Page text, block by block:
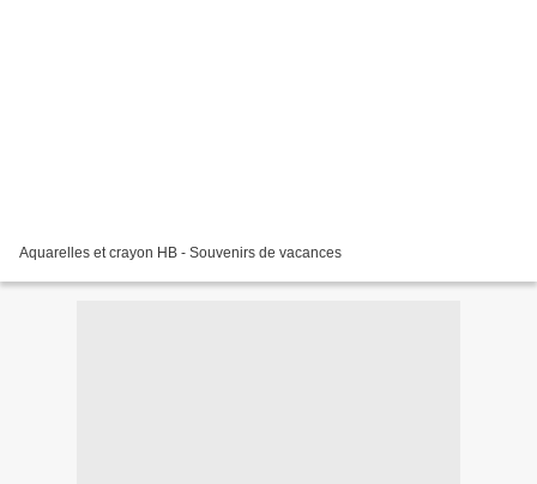
Aquarelles et crayon HB - Souvenirs de vacances